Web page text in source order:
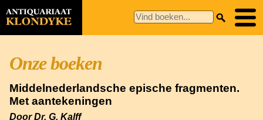
Onze boeken
Middelnederlandsche epische fragmenten.
Met aantekeningen
Door Dr. G. Kalff